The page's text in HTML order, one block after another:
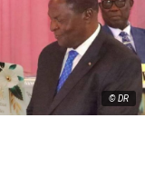
© DR